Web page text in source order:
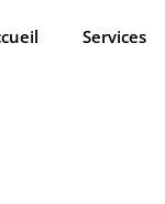
Services